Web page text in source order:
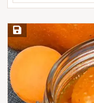
Save Recipe